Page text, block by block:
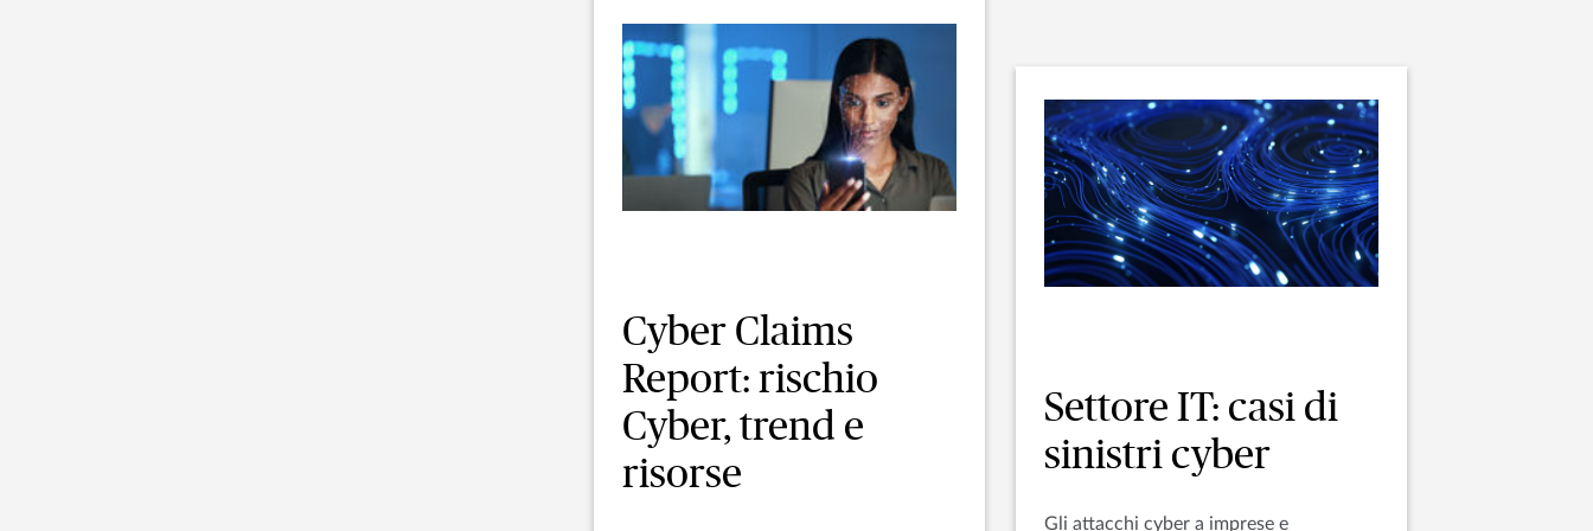
Cyber Claims
Report: rischio
Cyber, trend e
risorse
Settore IT: casi di
sinistri cyber
Gli attacchi cyber a imprese e